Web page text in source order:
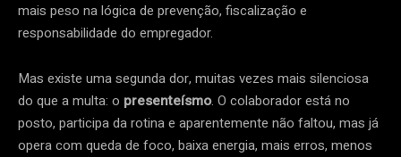
mais peso na lógica de prevenção, fiscalização e
responsabilidade do empregador.
Mas existe uma segunda dor, muitas vezes mais silenciosa
do que a multa: o presenteísmo. O colaborador está no
posto, participa da rotina e aparentemente não faltou, mas já
opera com queda de foco, baixa energia, mais erros, menos